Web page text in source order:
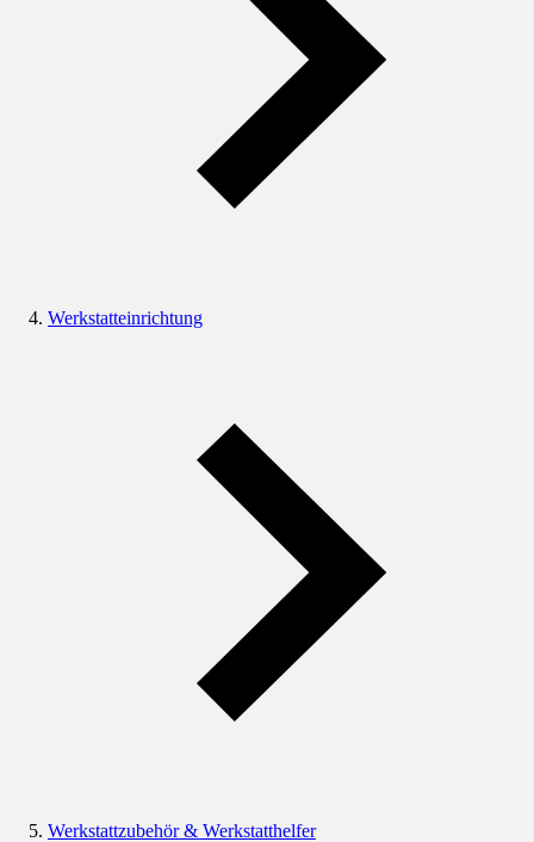
Werkstatteinrichtung
Werkstattzubehör & Werkstatthelfer